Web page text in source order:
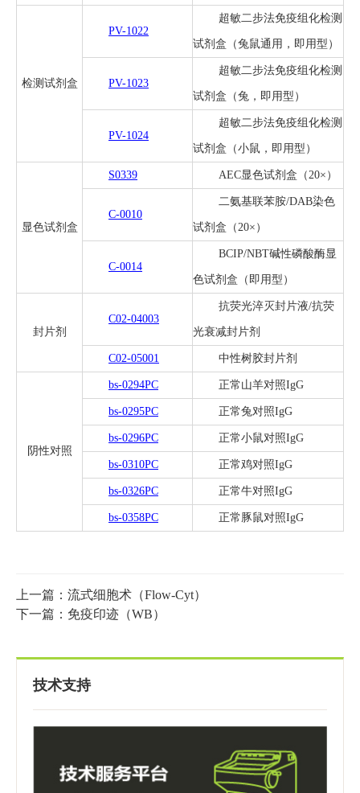
检测试剂盒
PV-1022
超敏二步法免疫组化检测
试剂盒（兔鼠通用，即用型）
PV-1023
超敏二步法免疫组化检测
试剂盒（兔，即用型）
PV-1024
超敏二步法免疫组化检测
试剂盒（小鼠，即用型）
显色试剂盒
S0339 AEC显色试剂盒（20×）
C-0010
二氨基联苯胺/DAB染色
试剂盒（20×）
C-0014
BCIP/NBT碱性磷酸酶显
色试剂盒（即用型）
封片剂
C02-04003
抗荧光淬灭封片液/抗荧
光衰减封片剂
C02-05001 中性树胶封片剂
阴性对照
bs-0294PC 正常山羊对照IgG
bs-0295PC 正常兔对照IgG
bs-0296PC 正常小鼠对照IgG
bs-0310PC 正常鸡对照IgG
bs-0326PC 正常牛对照IgG
bs-0358PC 正常豚鼠对照IgG
上一篇：流式细胞术（Flow-Cyt）
下一篇：免疫印迹（WB）
技术支持